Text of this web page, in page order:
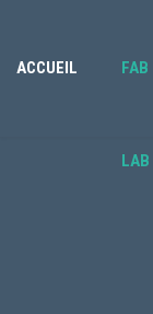
ACCUEIL FAB
LAB